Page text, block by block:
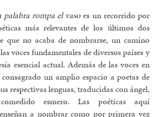
palabra rompa el vasoes un recorrido por
más relevantes de los últimos dos
que no acaba de nombrarse, un camino
voces fundamentales de diversos países y
esencial actual. Además de las voces en
un amplio espacio a poetas de
respectivas lenguas, traducidas con ángel,
esmero. Las poéticas aquí
a nombrar como por primera vez